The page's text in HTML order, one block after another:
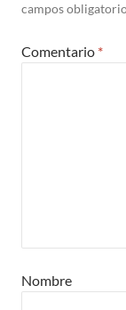
campos
Comentario *
Nombre